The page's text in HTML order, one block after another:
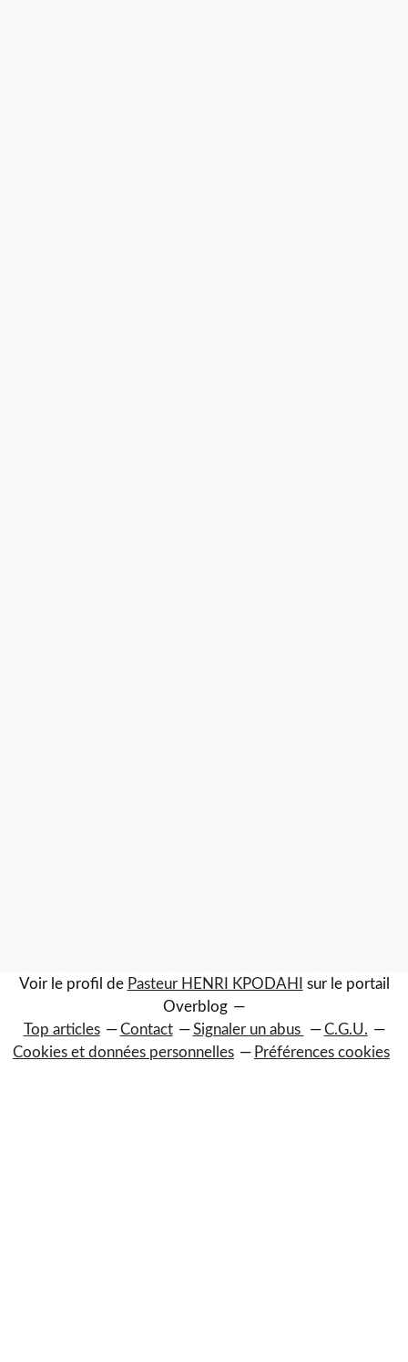
Voir le profil de Pasteur HENRI KPODAHI
sur le portail
Overblog
Top articles
Contact Signaler un abus
C.G.U.
Cookies et données personnelles
Préférences cookies